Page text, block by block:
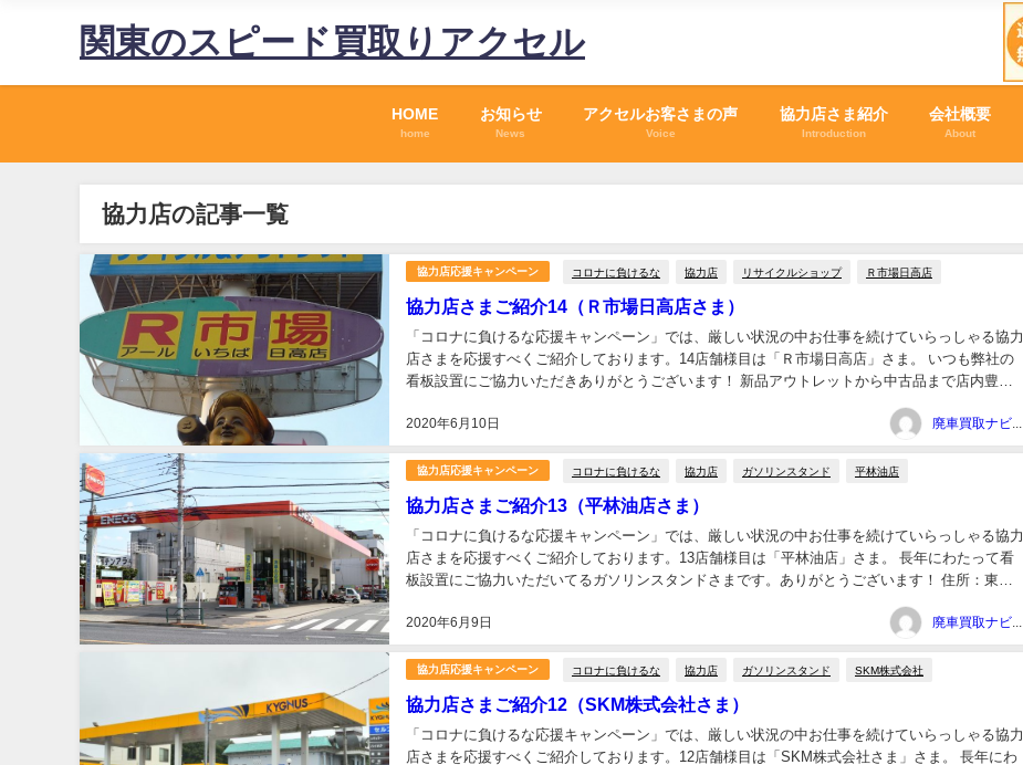
関東のスピード買取りアクセル
HOME
home
お知らせ
News
アクセルお客さまの声
Voice
協力店さま紹介
Introduction
会社概要
About
協力店の記事一覧
協力店応援キャンペーン コロナに負けるな 協力店 リサイクルショップ Ｒ市場日高店
協力店さまご紹介14（Ｒ市場日高店さま）
2020年6月10日
「コロナに負けるな応援キャンペーン」では、厳しい状況の中お仕事を続けていらっしゃる協力
店さまを応援すべくご紹介しております。14店舗様目は「Ｒ市場日高店」さま。 いつも弊社の
看板設置にご協力いただきありがとうございます！ 新品アウトレットから中古品まで店内豊富
協力店応援キャンペーン コロナに負けるな 協力店 ガソリンスタンド 平林油店
協力店さまご紹介13（平林油店さま）
2020年6月9日
「コロナに負けるな応援キャンペーン」では、厳しい状況の中お仕事を続けていらっしゃる協力
店さまを応援すべくご紹介しております。13店舗様目は「平林油店」さま。 長年にわたって看
板設置にご協力いただいてるガソリンスタンドさまです。ありがとうございます！ 住所：東京
協力店応援キャンペーン コロナに負けるな 協力店 ガソリンスタンド SKM株式会社
協力店さまご紹介12（SKM株式会社さま）
「コロナに負けるな応援キャンペーン」では、厳しい状況の中お仕事を続けていらっしゃる協力
店さまを応援すべくご紹介しております。12店舗様目は「SKM株式会社さま」さま。 長年にわ